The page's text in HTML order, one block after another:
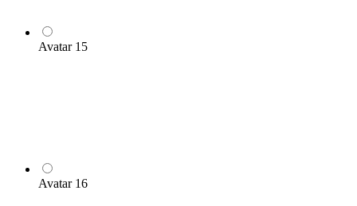
Avatar 15
Avatar 16